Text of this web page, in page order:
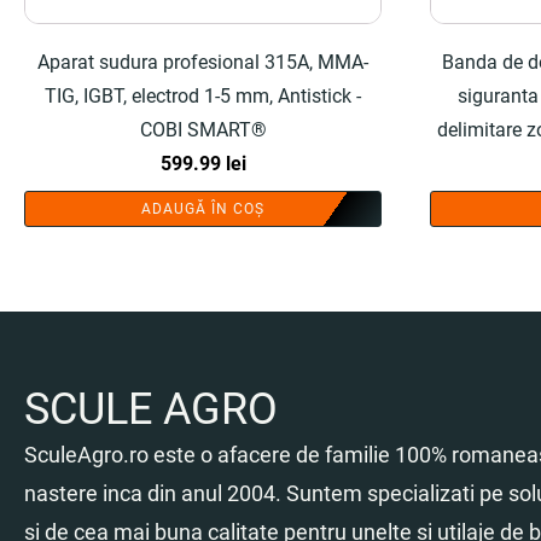
Aparat sudura profesional 315A, MMA-
TIG, IGBT, electrod 1-5 mm, Antistick -
COBI SMART®
599.99 lei
ADAUGĂ ÎN COȘ
Banda de
delimitare
SCULE AGRO
SculeAgro.ro este o afacere de familie 100%
nastere inca din anul 2004. Suntem specializati pe
si de cea mai buna calitate pentru unelte si utilaje de